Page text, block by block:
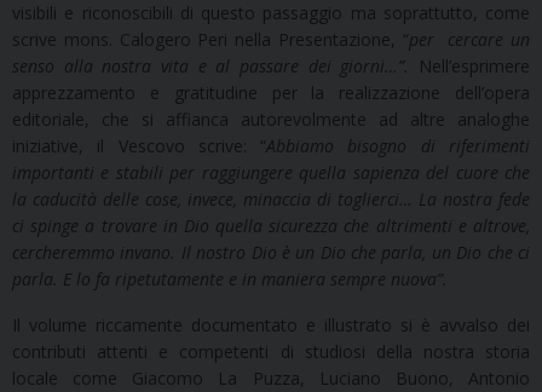
visibili e riconoscibili di questo passaggio ma soprattutto, come
scrive mons. Calogero Peri nella Presentazione, “per cercare un
senso alla nostra vita e al passare dei giorni…”.
Nell’esprimere
apprezzamento e gratitudine per la realizzazione dell’opera
editoriale, che si affianca autorevolmente ad altre analoghe
iniziative, il Vescovo scrive: “Abbiamo bisogno di riferimenti
importanti e stabili per raggiungere quella sapienza del cuore che
la caducità delle cose, invece, minaccia di toglierci… La nostra fede
ci spinge a trovare in Dio quella sicurezza che altrimenti e altrove,
cercheremmo invano. Il nostro Dio è un Dio che parla, un Dio che ci
parla. E lo fa ripetutamente e in maniera sempre nuova”.
Il volume riccamente documentato e illustrato si è avvalso dei
contributi attenti e competenti di studiosi della nostra storia
locale come Giacomo La Puzza, Luciano Buono, Antonio